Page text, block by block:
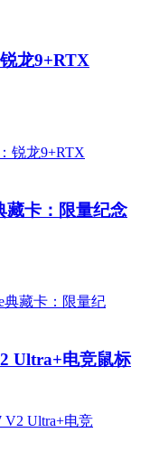
龙9+RTX
藏卡：限量纪念
Ultra+电竞鼠标